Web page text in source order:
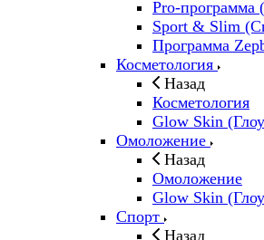
Pro-программа
Sport & Slim
Программа
Косметология
Назад
Косметология
Glow Skin
Омоложение
Назад
Омоложение
Glow Skin
Спорт
Назад